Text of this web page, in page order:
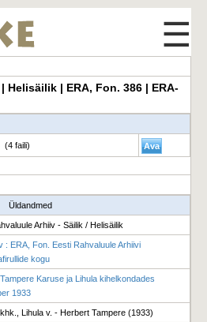
☰
Helisäilik | ERA, Fon. 386 | ERA-
(4 faili)
Üldandmed
Arhiiv - Säilik / Helisäilik
: ERA, Fon. Eesti Rahvaluule Arhiivi
kogu
Karuse ja Lihula kihelkondades
1933
Lihula v. - Herbert Tampere (1933)